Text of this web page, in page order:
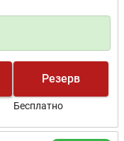
Резерв
Бесплатно